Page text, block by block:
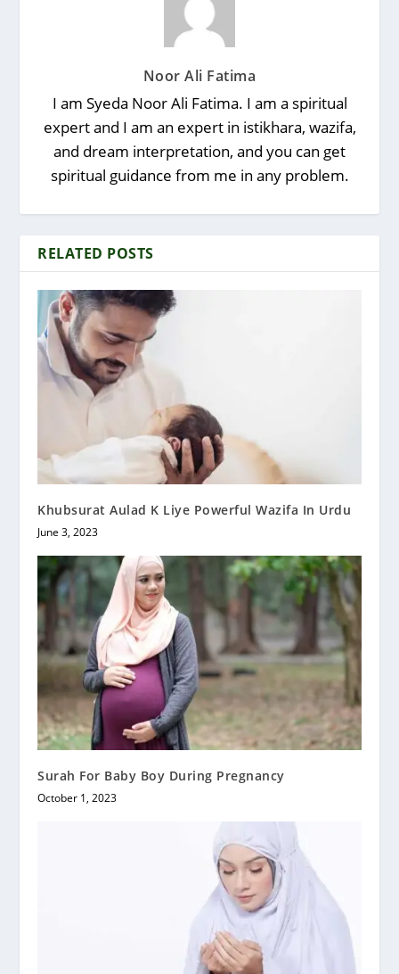
Noor Ali Fatima
I am Syeda Noor Ali Fatima. I am a spiritual
expert and I am an expert in istikhara, wazifa,
and dream interpretation, and you can get
spiritual guidance from me in any problem.
RELATED POSTS
Khubsurat Aulad K Liye Powerful Wazifa In Urdu
June 3, 2023
Surah For Baby Boy During Pregnancy
October 1, 2023